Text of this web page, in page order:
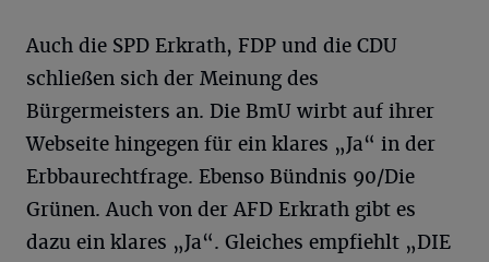
Auch die SPD Erkrath, FDP und die CDU
schließen sich der Meinung des
Bürgermeisters an. Die BmU wirbt auf ihrer
Webseite hingegen für ein klares „Ja“ in der
Erbbaurechtfrage. Ebenso Bündnis 90/Die
Grünen. Auch von der AFD Erkrath gibt es
dazu ein klares „Ja“. Gleiches empfiehlt „DIE